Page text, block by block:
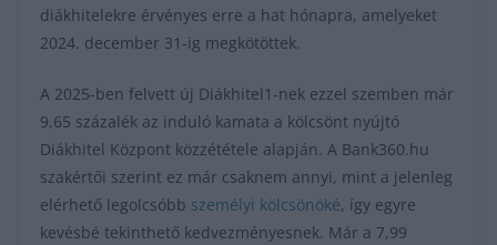
diákhitelekre érvényes erre a hat hónapra, amelyeket
2024. december 31-ig megkötöttek.
A 2025-ben felvett új Diákhitel1-nek ezzel szemben már
9,65 százalék az induló kamata a kölcsönt nyújtó
Diákhitel Központ közzététele alapján. A Bank360.hu
szakértői szerint ez már csaknem annyi, mint a jelenleg
elérhető legolcsóbb személyi kölcsönöké, így egyre
kevésbé tekinthető kedvezményesnek. Már a 7,99